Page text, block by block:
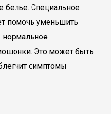
белье. Специальное
помочь уменьшить
нормальное
Это может быть
симптомы